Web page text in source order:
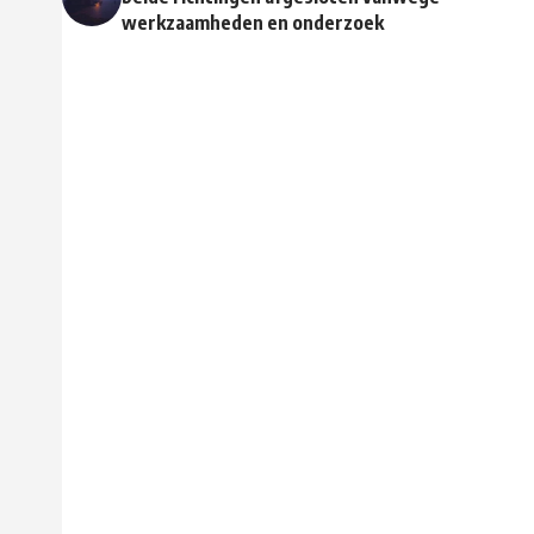
werkzaamheden en onderzoek